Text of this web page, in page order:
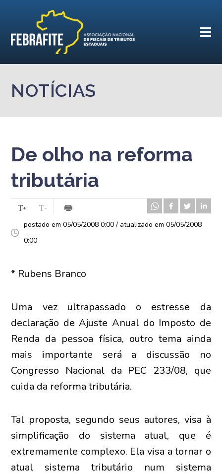
NOTÍCIAS
De olho na reforma
tributária
postado em 05/05/2008 0:00 / atualizado em 05/05/2008
0:00
* Rubens Branco
Uma vez ultrapassado o estresse da
declaração de Ajuste Anual do Imposto de
Renda da pessoa física, outro tema ainda
mais importante será a discussão no
Congresso Nacional da PEC 233/08, que
cuida da reforma tributária.
Tal proposta, segundo seus autores, visa à
simplificação do sistema atual, que é
extremamente complexo. Ela visa a tornar o
atual sistema tributário num sistema